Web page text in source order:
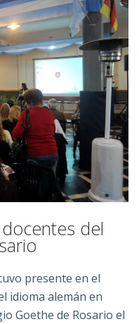
del
presente en el
idioma alemán en
Goethe de Rosario el